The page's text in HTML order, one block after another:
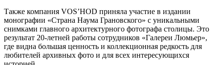
Также компания VOS’HOD приняла участие в издании
монографии «Страна Наума Грановского» с уникальными
снимками главного архитектурного фотографа столицы. Это
результат 20-летней работы сотрудников «Галереи Люмьер»,
где видна большая ценность и коллекционная редкость для
любителей архивных фото и для всех интересующихся